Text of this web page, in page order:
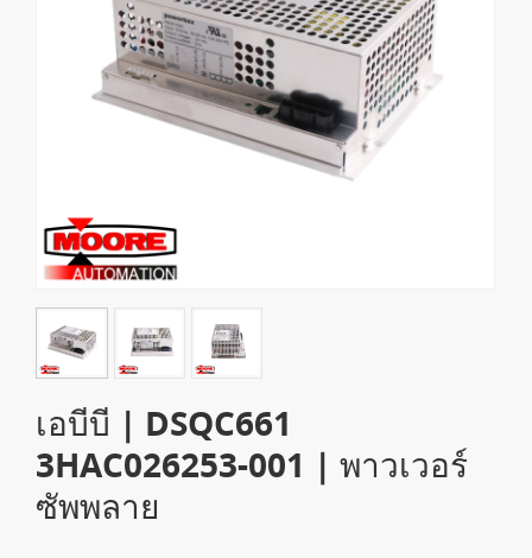
เอบีบี | DSQC661
3HAC026253-001 | พาวเวอร์
ซัพพลาย